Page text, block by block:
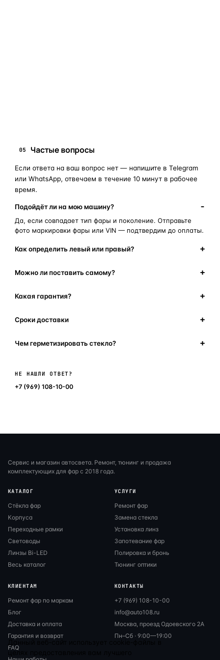
05 Частые вопросы
Если ответа на ваш вопрос нет — напишите в Telegram
или WhatsApp, отвечаем в течение 10 минут в рабочее
время.
Подойдёт ли на мою машину?
Да, если совпадает тип фары и поколение. Отправьте
фото маркировки фары или VIN — подтвердим до оплаты.
Как определить левый или правый?
Можно ли поставить самому?
Какая гарантия?
Сроки доставки
Чем герметизировать стекло?
НЕ НАШЛИ ОТВЕТ?
+7 (969) 108-10-00
Сервис и магазин автосвета. Ремонт, тюнинг и продажа
комплектующих для фар с 2018 года.
КАТАЛОГ
Стёкла фар
Корпуса
Переходные рамки
Световоды
Линзы Bi-LED
Весь каталог
УСЛУГИ
Ремонт фар
Замена стекла
Установка линз
Запотевание фар
Полировка и бронь
Тюнинг оптики
КЛИЕНТАМ
Ремонт фар по маркам
Блог
Доставка и оплата
Гарантия и возврат
FAQ
КОНТАКТЫ
+7 (969) 108-10-00
info@auto108.ru
Москва, проезд Одоевского 2А
Пн–Сб · 9:00—19:00
Данный веб-сайт использует cookie-файлы в
целях предоставления вам лучшего